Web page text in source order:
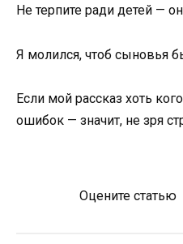
Не терпите ради детей —
Я молился, чтоб сыновья
Если мой рассказ хоть
ошибок — значит, не зря
Оцените статью